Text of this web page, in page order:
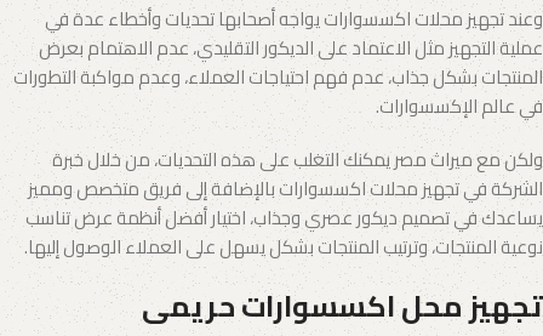
وعند تجهيز محلات اكسسوارات يواجه أصحابها تحديات وأخطاء عدة في
عملية التجهيز مثل الاعتماد على الديكور التقليدي، عدم الاهتمام بعرض
المنتجات بشكل جذاب، عدم فهم احتياجات العملاء، وعدم مواكبة التطورات
في عالم الإكسسوارات.
ولكن مع ميراث مصر يمكنك التغلب على هذه التحديات، من خلال خبرة
الشركة في تجهيز محلات اكسسوارات بالإضافة إلى فريق متخصص ومميز
يساعدك في تصميم ديكور عصري وجذاب، اختيار أفضل أنظمة عرض تناسب
نوعية المنتجات، وترتيب المنتجات بشكل يسهل على العملاء الوصول إليها.
تجهيز محل اكسسوارات حريمى